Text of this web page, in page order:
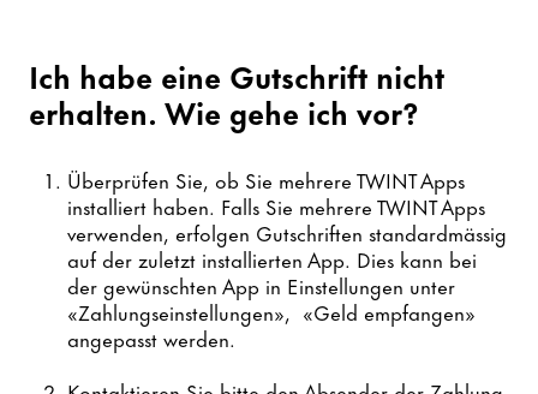
Ich habe eine Gutschrift nicht
erhalten. Wie gehe ich vor?
Überprüfen Sie, ob Sie mehrere TWINT Apps
installiert haben. Falls Sie mehrere TWINT Apps
verwenden, erfolgen Gutschriften standardmässig
auf der zuletzt installierten App. Dies kann bei
der gewünschten App in Einstellungen unter
«Zahlungseinstellungen», «Geld empfangen»
angepasst werden.